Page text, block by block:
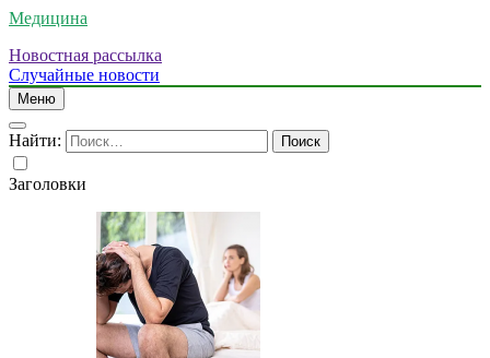
Медицина
Новостная рассылка
Случайные новости
Меню
Найти:
Заголовки